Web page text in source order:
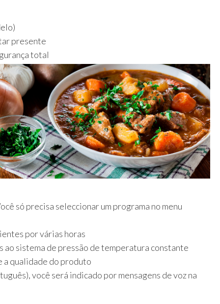
presente
total
só precisa seleccionar um programa no menu
por várias horas
ao sistema de pressão de temperatura constante
a qualidade do produto
você será indicado por mensagens de voz na